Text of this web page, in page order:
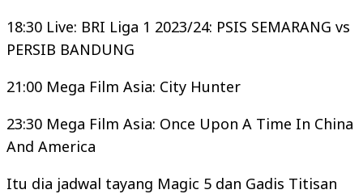
18:30 Live: BRI Liga 1 2023/24: PSIS SEMARANG vs
PERSIB BANDUNG
21:00 Mega Film Asia: City Hunter
23:30 Mega Film Asia: Once Upon A Time In China
And America
Itu dia jadwal tayang Magic 5 dan Gadis Titisan